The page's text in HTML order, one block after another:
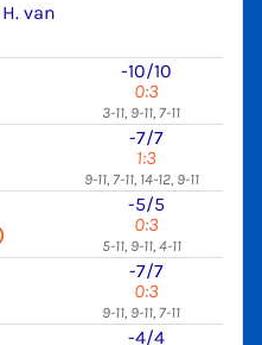
van
-10/10
0:3
3-11, 9-11, 7-11
-7/7
1:3
9-11, 7-11, 14-12, 9-11
-5/5
0:3
5-11, 9-11, 4-11
-7/7
0:3
9-11, 9-11, 7-11
-4/4